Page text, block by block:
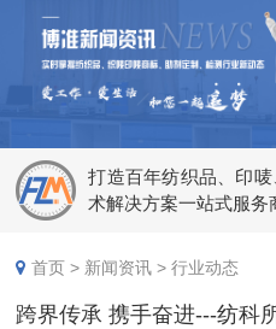
打造百年纺织品、印
术解决方案一站式服务
首页 > 新闻资讯 >行业动态
跨界传承 携手奋进---纺科